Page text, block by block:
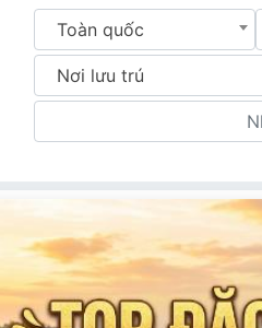
Toàn quốc
Nơi lưu trú